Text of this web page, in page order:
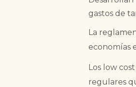
gastos de
La
economías
Los low
regulares